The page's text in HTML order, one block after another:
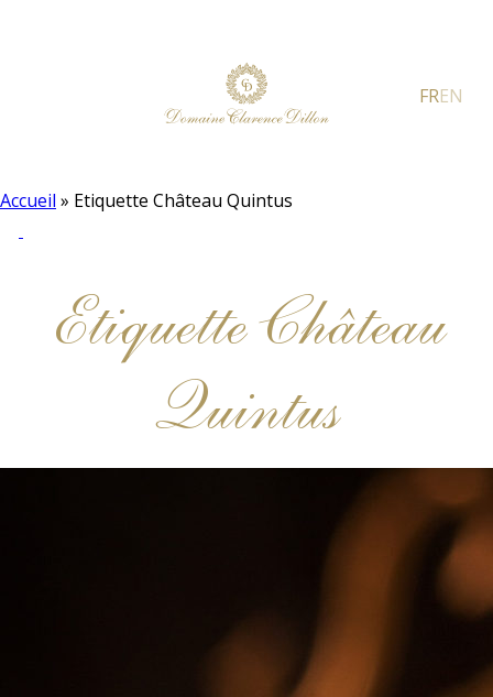
FREN
Accueil » Etiquette Château Quintus
Etiquette Château
Quintus